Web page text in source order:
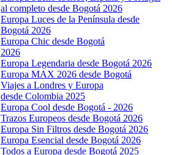
al completo desde Bogotá 2026
Europa Luces de la Península desde
Bogotá 2026
Europa Chic desde Bogotá
2026
Europa Legendaria desde Bogotá 2026
Europa MAX 2026 desde Bogotá
Viajes a Londres y Europa
desde Colombia 2025
Europa Cool desde Bogotá - 2026
Trazos Europeos desde Bogotá 2026
Europa Sin Filtros desde Bogotá 2026
Europa Esencial desde Bogotá 2026
Todos a Europa desde Bogotá 2025